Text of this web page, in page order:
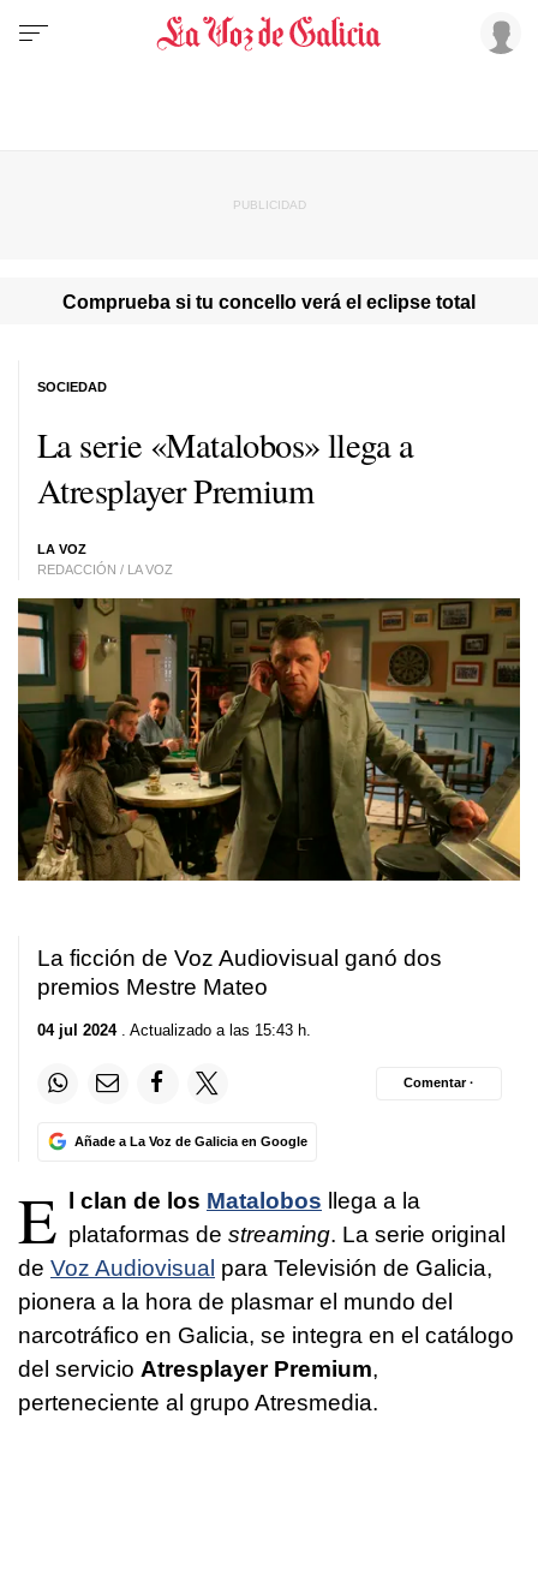
Comprueba si tu concello verá el eclipse total
La serie «Matalobos» llega a
Atresplayer Premium
LA VOZ
REDACCIÓN / LA VOZ
SOCIEDAD
La ficción de Voz Audiovisual ganó dos
premios Mestre Mateo
04 jul 2024. Actualizado a las 15:43 h.
Añade a La Voz de Galicia en Google
Comentar ·
E l clan de los Matalobos llega a la
plataformas de streaming. La serie original
de Voz Audiovisual para Televisión de Galicia,
pionera a la hora de plasmar el mundo del
narcotráfico en Galicia, se integra en el catálogo
del servicio Atresplayer Premium,
perteneciente al grupo Atresmedia.